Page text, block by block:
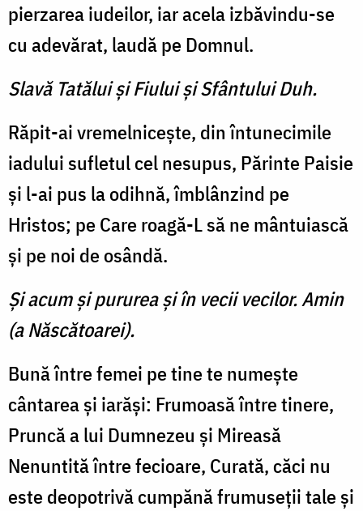
pierzarea iudeilor, iar acela izbăvindu-se
cu adevărat, laudă pe Domnul.
Slavă Tatălui şi Fiului şi Sfântului Duh.
Răpit-ai vremelniceşte, din întunecimile
iadului sufletul cel nesupus, Părinte Paisie
şi l-ai pus la odihnă, îmblânzind pe
Hristos; pe Care roagă-L să ne mântuiască
şi pe noi de osândă.
Şi acum şi pururea şi în vecii vecilor. Amin
(a Născătoarei).
Bună între femei pe tine te numeşte
cântarea şi iarăşi: Frumoasă între tinere,
Pruncă a lui Dumnezeu şi Mireasă
Nenuntită între fecioare, Curată, căci nu
este deopotrivă cumpănă frumuseţii tale şi